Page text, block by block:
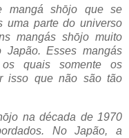
mangá shōjo que se
uma parte do universo
mangás shōjo muito
Japão. Esses mangás
os quais somente os
isso que não são tão
na década de 1970
No Japão, a